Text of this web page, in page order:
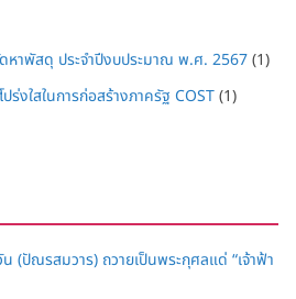
หาพัสดุ ประจำปีงบประมาณ พ.ศ. 2567(1)
ร่งใสในการก่อสร้างภาครัฐ COST(1)
ปัณรสมวาร) ถวายเป็นพระกุศลแด่ “เจ้าฟ้า